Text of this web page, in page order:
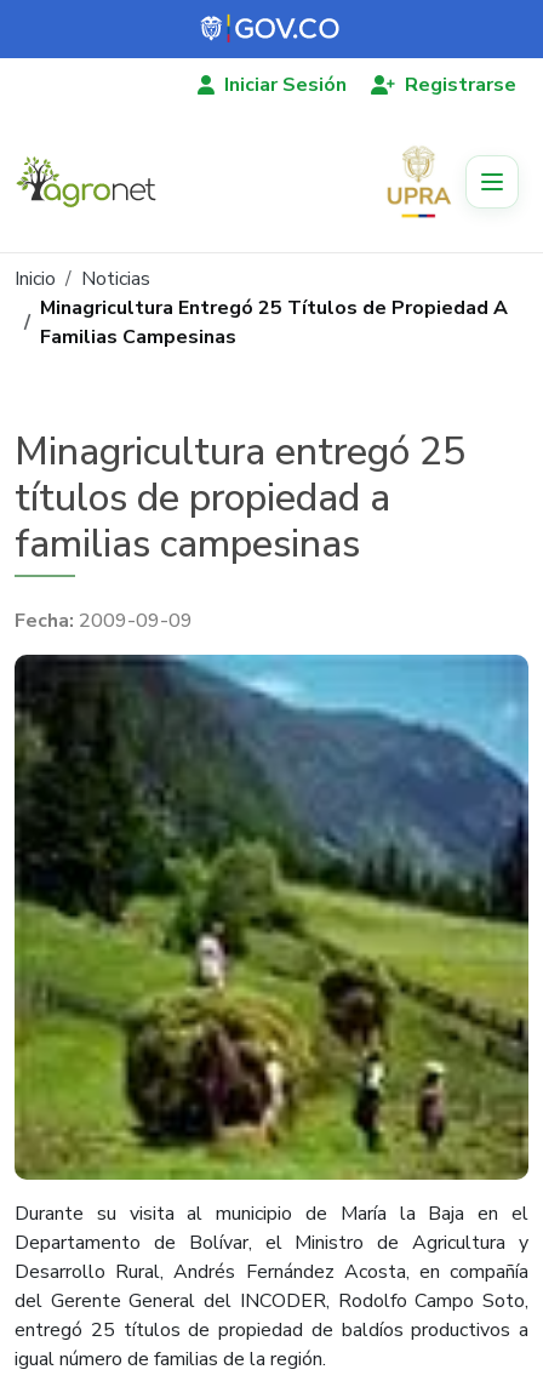
Pasar al contenido principal
Iniciar Sesión Registrarse
Ruta de navegación
Inicio
Noticias
Minagricultura Entregó 25 Títulos de Propiedad A
Familias Campesinas
Minagricultura entregó 25
títulos de propiedad a
familias campesinas
2009-09-09
Durante su visita al municipio de María la Baja en el
Departamento de Bolívar, el Ministro de Agricultura y
Desarrollo Rural, Andrés Fernández Acosta, en compañía
del Gerente General del INCODER, Rodolfo Campo Soto,
entregó 25 títulos de propiedad de baldíos productivos a
igual número de familias de la región.